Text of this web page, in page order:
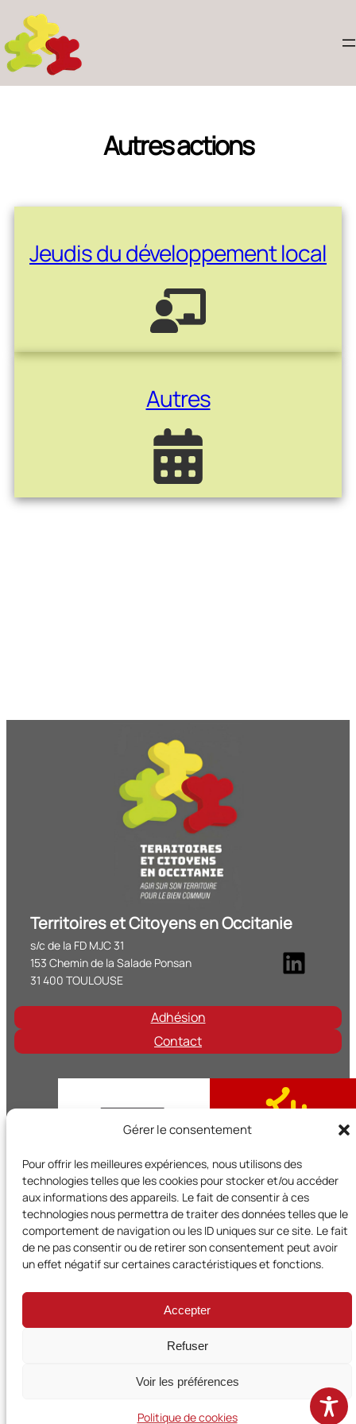
Gérer le consentement
Pour offrir les meilleures expériences, nous utilisons des
technologies telles que les cookies pour stocker et/ou accéder
aux informations des appareils. Le fait de consentir à ces
technologies nous permettra de traiter des données telles que le
comportement de navigation ou les ID uniques sur ce site. Le fait
de ne pas consentir ou de retirer son consentement peut avoir
un effet négatif sur certaines caractéristiques et fonctions.
Accepter
Refuser
Voir les préférences
Politique de cookies
Autres actions
Jeudis du développement local
Autres
Territoires et Citoyens en Occitanie
s/c de la FD MJC 31
153 Chemin de la Salade Ponsan
31 400 TOULOUSE
Adhésion
Contact
Territoires et Citoyens en Occitanie est un réseau régional
Mentions légales
Territoires et Citoyens en Occitanie· Réalisation & Maintenance :
CreaNum